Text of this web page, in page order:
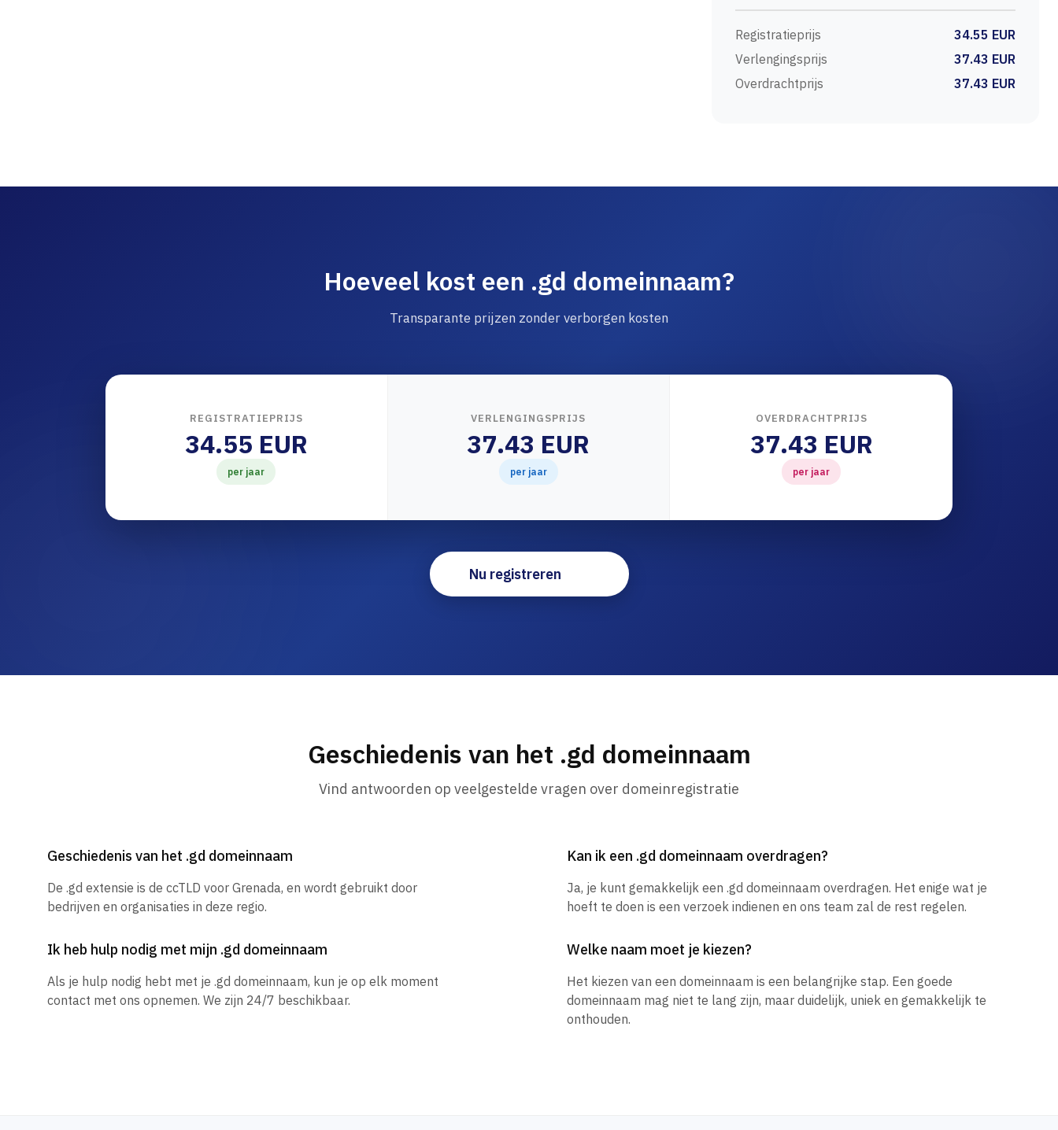
Registratieprijs
34.55 EUR
Verlengingsprijs
37.43 EUR
Overdrachtprijs
37.43 EUR
Hoeveel kost een .gd domeinnaam?
Transparante prijzen zonder verborgen kosten
REGISTRATIEPRIJS
34.55 EUR
per jaar
VERLENGINGSPRIJS
37.43 EUR
per jaar
OVERDRACHTPRIJS
37.43 EUR
per jaar
Nu registreren
Geschiedenis van het .gd domeinnaam
Vind antwoorden op veelgestelde vragen over domeinregistratie
Geschiedenis van het .gd domeinnaam
De .gd extensie is de ccTLD voor Grenada, en wordt gebruikt door
bedrijven en organisaties in deze regio.
Kan ik een .gd domeinnaam overdragen?
Ja, je kunt gemakkelijk een .gd domeinnaam overdragen. Het enige wat je
hoeft te doen is een verzoek indienen en ons team zal de rest regelen.
Ik heb hulp nodig met mijn .gd domeinnaam
Als je hulp nodig hebt met je .gd domeinnaam, kun je op elk moment
contact met ons opnemen. We zijn 24/7 beschikbaar.
Welke naam moet je kiezen?
Het kiezen van een domeinnaam is een belangrijke stap. Een goede
domeinnaam mag niet te lang zijn, maar duidelijk, uniek en gemakkelijk te
onthouden.